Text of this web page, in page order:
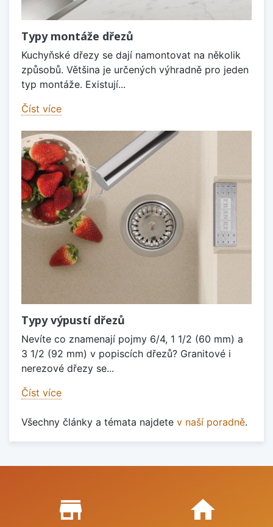
Typy montáže dřezů
Kuchyňské dřezy se dají namontovat na několik
způsobů. Většina je určených výhradně pro jeden
typ montáže. Existují...
Číst více
Typy výpustí dřezů
Nevíte co znamenají pojmy 6/4, 1 1/2 (60 mm) a
3 1/2 (92 mm) v popiscích dřezů? Granitové i
nerezové dřezy se...
Číst více
Všechny články a témata najdete v naší poradně.
Proč nakupovat u nás?
store_mall_directory home